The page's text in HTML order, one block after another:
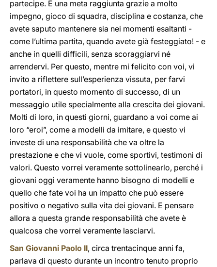
partecipe. È una meta raggiunta grazie a molto
impegno, gioco di squadra, disciplina e costanza, che
avete saputo mantenere sia nei momenti esaltanti -
come l’ultima partita, quando avete già festeggiato! - e
anche in quelli difficili, senza scoraggiarvi né
arrendervi. Per questo, mentre mi felicito con voi, vi
invito a riflettere sull’esperienza vissuta, per farvi
portatori, in questo momento di successo, di un
messaggio utile specialmente alla crescita dei giovani.
Molti di loro, in questi giorni, guardano a voi come ai
loro “eroi”, come a modelli da imitare, e questo vi
investe di una responsabilità che va oltre la
prestazione e che vi vuole, come sportivi, testimoni di
valori. Questo vorrei veramente sottolinearlo, perché i
giovani oggi veramente hanno bisogno di modelli e
quello che fate voi ha un impatto che può essere
positivo o negativo sulla vita dei giovani. E pensare
allora a questa grande responsabilità che avete è
qualcosa che vorrei veramente lasciarvi.
San Giovanni Paolo II, circa trentacinque anni fa,
parlava di questo durante un incontro tenuto proprio